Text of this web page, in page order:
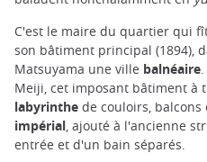
C'est le maire du quartier qui
son bâtiment principal (1894),
Matsuyama une ville balnéaire
Meiji, cet imposant bâtiment à
labyrinthe de couloirs, balcons
impérial , ajouté à l'ancienne
entrée et d'un bain séparés.